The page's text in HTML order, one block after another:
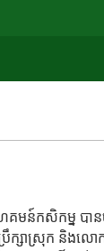
ន៍កសិកម្ន បាន
សាស្រុក និងល